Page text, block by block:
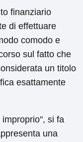
finanziario
di effettuare
comodo e
sul fatto che
un titolo
esattamente
si fa
una